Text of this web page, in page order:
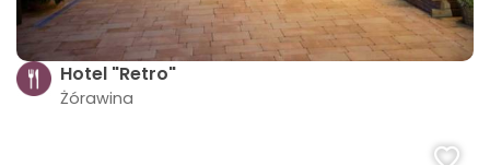
Hotel "Retro"
Żórawina